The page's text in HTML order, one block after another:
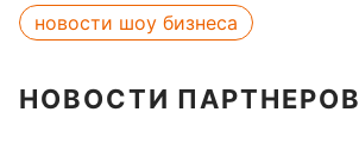
новости шоу бизнеса
НОВОСТИ ПАРТНЕРОВ